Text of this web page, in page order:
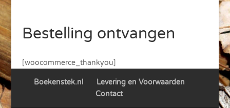
Bestelling ontvangen
[woocommerce_thankyou]
Boekenstek.nl
Levering en Voorwaarden
Contact